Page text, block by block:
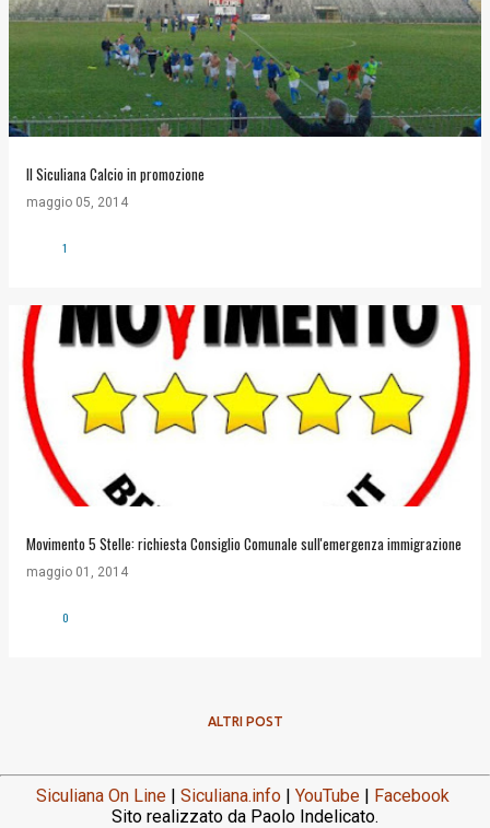
Il Siculiana Calcio in promozione
maggio 05, 2014
1
Movimento 5 Stelle: richiesta Consiglio Comunale sull'emergenza immigrazione
maggio 01, 2014
0
ALTRI POST
Siculiana On Line | Siculiana.info | YouTube | Facebook
Sito realizzato da Paolo Indelicato.